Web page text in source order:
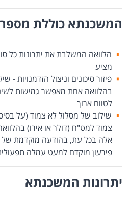
המשכנתא כוללת
הלוואה המשלבת את יתרונות כל
מציע
פיזור סיכונים וניצול הזדמנויות -
בהלוואה אחת מאפשר גמישות
לטווח ארוך
שילוב של מסלול לא צמוד (על
צמוד למט"ח (דולר או אירו)
פירעון מוקדם למעט עמלה
יתרונות המשכנתא